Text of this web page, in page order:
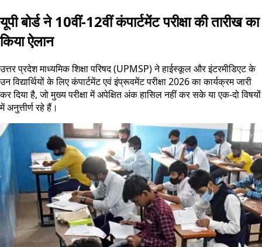
यूपी बोर्ड ने 10वीं-12वीं कंपार्टमेंट परीक्षा की तारीख का
किया ऐलान
उत्तर प्रदेश माध्यमिक शिक्षा परिषद (UPMSP) ने हाईस्कूल और इंटरमीडिएट के
उन विद्यार्थियों के लिए कंपार्टमेंट एवं इंप्रूवमेंट परीक्षा 2026 का कार्यक्रम जारी
कर दिया है, जो मुख्य परीक्षा में अपेक्षित अंक हासिल नहीं कर सके या एक-दो विषयों
में अनुत्तीर्ण रहे हैं।